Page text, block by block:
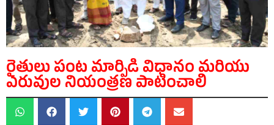
రైతులు పంట మార్పిడి విధానం మరియు
ఎరువుల నియంత్రణ పాటించాలి